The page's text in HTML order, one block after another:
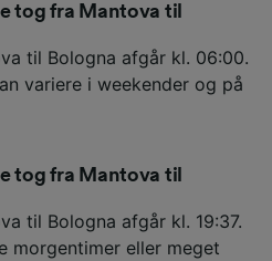
tog fra Mantova til
til Bologna afgår kl. 06:00.
variere i weekender og på
tog fra Mantova til
til Bologna afgår kl. 19:37.
morgentimer eller meget